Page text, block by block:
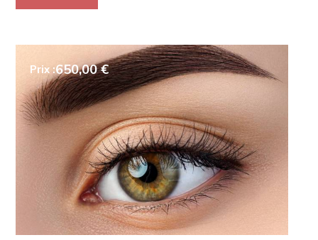
Prix :650,00 €